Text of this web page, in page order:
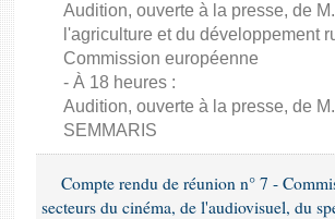
Audition, ouverte à la presse, de
l'agriculture et du développement
Commission européenne
- À 18 heures :
Audition, ouverte à la presse, de
SEMMARIS
Compte rendu de réunion n° 7 -
secteurs du cinéma, de l'audiovisuel, du